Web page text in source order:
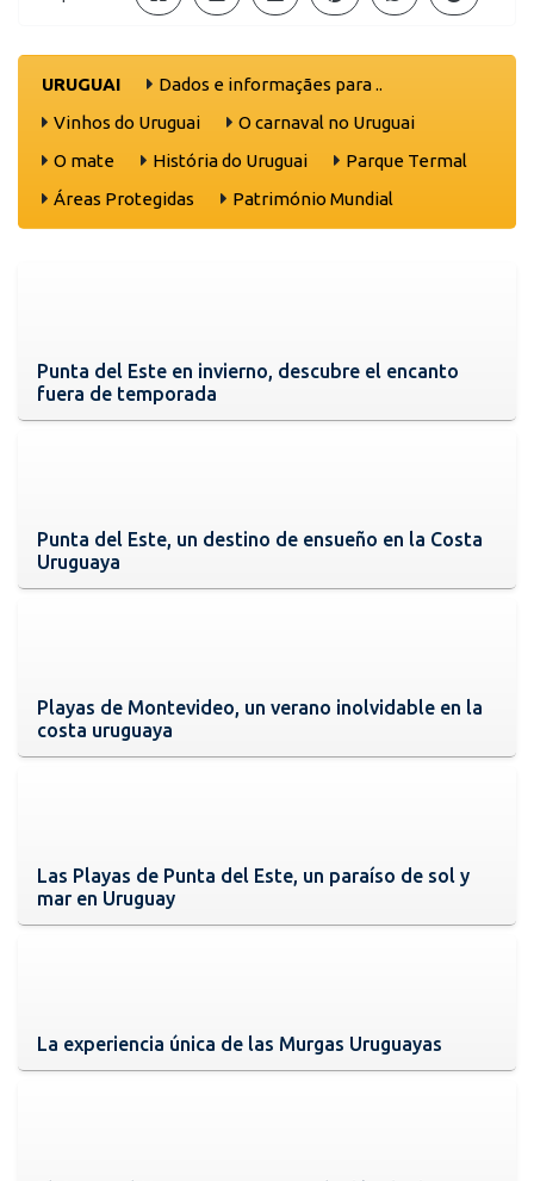
URUGUAI
Dados e informaçães para ..
Vinhos do Uruguai
O carnaval no Uruguai
O mate
História do Uruguai
Parque Termal
Áreas Protegidas
Património Mundial
Punta del Este en invierno, descubre el encanto
fuera de temporada
Punta del Este, un destino de ensueño en la Costa
Uruguaya
Playas de Montevideo, un verano inolvidable en la
costa uruguaya
Las Playas de Punta del Este, un paraíso de sol y
mar en Uruguay
La experiencia única de las Murgas Uruguayas